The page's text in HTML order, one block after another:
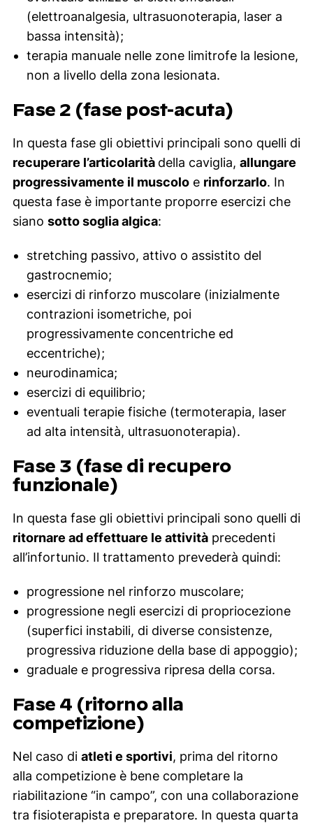
(elettroanalgesia, ultrasuonoterapia, laser a
bassa intensità);
terapia manuale nelle zone limitrofe la lesione,
non a livello della zona lesionata.
Fase 2 (fase post-acuta)
In questa fase gli obiettivi principali sono quelli di
recuperare l’articolarità della caviglia, allungare
progressivamente il muscoloe rinforzarlo. In
questa fase è importante proporre esercizi che
siano sotto soglia algica:
stretching passivo, attivo o assistito del
gastrocnemio;
esercizi di rinforzo muscolare (inizialmente
contrazioni isometriche, poi
progressivamente concentriche ed
eccentriche);
neurodinamica;
esercizi di equilibrio;
eventuali terapie fisiche (termoterapia, laser
ad alta intensità, ultrasuonoterapia).
Fase 3 (fase di recupero
funzionale)
In questa fase gli obiettivi principali sono quelli di
ritornare ad effettuare le attivitàprecedenti
all’infortunio. Il trattamento prevederà quindi:
progressione nel rinforzo muscolare;
progressione negli esercizi di propriocezione
(superfici instabili, di diverse consistenze,
progressiva riduzione della base di appoggio);
graduale e progressiva ripresa della corsa.
Fase 4 (ritorno alla
competizione)
Nel caso di atleti e sportivi, prima del ritorno
alla competizione è bene completare la
riabilitazione “in campo”, con una collaborazione
tra fisioterapista e preparatore. In questa quarta